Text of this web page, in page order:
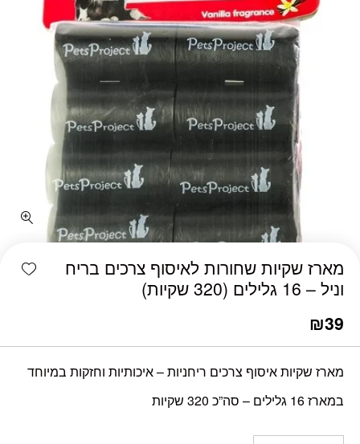
מארז שקיות שחורות לאיסוף צרכים בריח
וניל – 16 גלילים (320 שקיות)
₪39
מארז שקיות איסוף צרכים ריחניות – איכותיות וחזקות במיוחד
במארז 16 גלילים – סה”כ 320 שקיות